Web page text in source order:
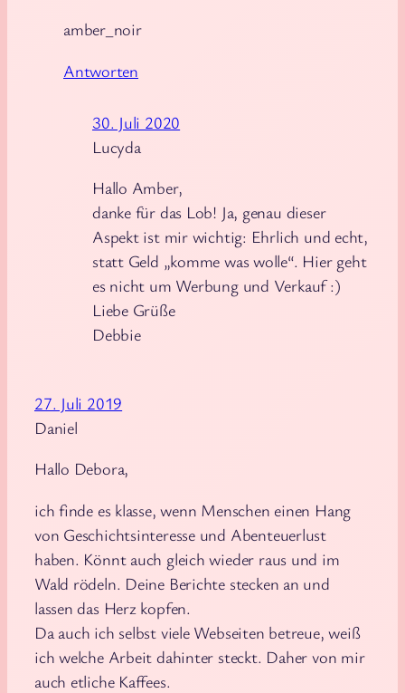
amber_noir
Antworten
30. Juli 2020
Lucyda
Hallo Amber,
danke für das Lob! Ja, genau dieser
Aspekt ist mir wichtig: Ehrlich und echt,
statt Geld „komme was wolle“. Hier geht
es nicht um Werbung und Verkauf :)
Liebe Grüße
Debbie
27. Juli 2019
Daniel
Hallo Debora,
ich finde es klasse, wenn Menschen einen Hang
von Geschichtsinteresse und Abenteuerlust
haben. Könnt auch gleich wieder raus und im
Wald rödeln. Deine Berichte stecken an und
lassen das Herz kopfen.
Da auch ich selbst viele Webseiten betreue, weiß
ich welche Arbeit dahinter steckt. Daher von mir
auch etliche Kaffees.